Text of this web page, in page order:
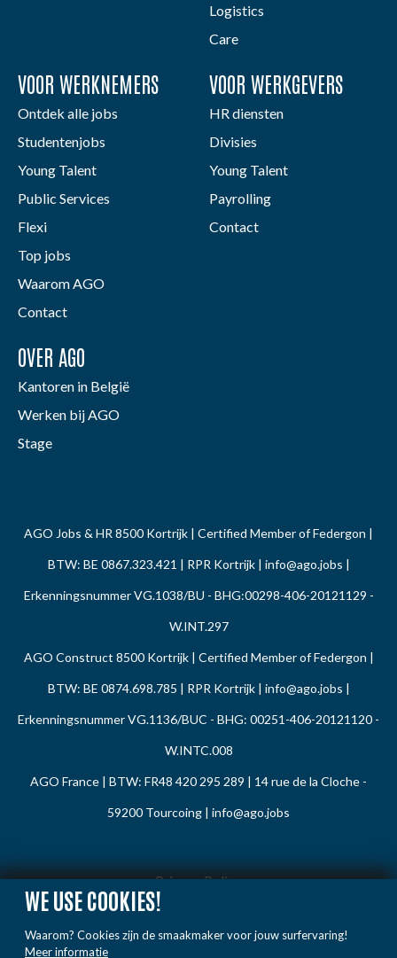
WE USE COOKIES!
Waarom? Cookies zijn de smaakmaker voor jouw surfervaring!
Meer informatie
Logistics
Care
VOOR WERKNEMERS
Ontdek alle jobs
Studentenjobs
Young Talent
Public Services
Flexi
Top jobs
Waarom AGO
Contact
VOOR WERKGEVERS
HR diensten
Divisies
Young Talent
Payrolling
Contact
OVER AGO
Kantoren in België
Werken bij AGO
Stage
AGO Jobs & HR 8500 Kortrijk | Certified Member of Federgon |
BTW: BE 0867.323.421 | RPR Kortrijk | info@ago.jobs |
Erkenningsnummer VG.1038/BU - BHG:00298-406-20121129 -
W.INT.297
AGO Construct 8500 Kortrijk | Certified Member of Federgon |
BTW: BE 0874.698.785 | RPR Kortrijk | info@ago.jobs |
Erkenningsnummer VG.1136/BUC - BHG: 00251-406-20121120 -
W.INTC.008
AGO France | BTW: FR48 420 295 289 | 14 rue de la Cloche -
59200 Tourcoing | info@ago.jobs
Privacy Policy
Cookie Policy
Gedragsregels